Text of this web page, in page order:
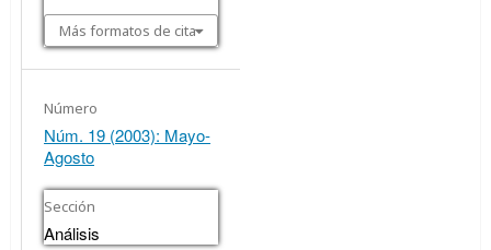
Más formatos de cita
Número
Núm. 19 (2003): Mayo-
Agosto
Sección
Análisis